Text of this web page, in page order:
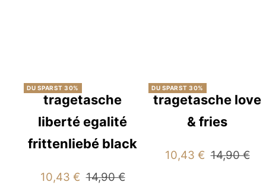
DU SPARST 30%
tragetasche
liberté egalité
frittenliebé black
Angebotspreis
10,43 € Regulärer
14,90 €
DU SPARST 30%
tragetasche love
& fries
Angebotspreis
10,43 € Regulärer
14,90 €